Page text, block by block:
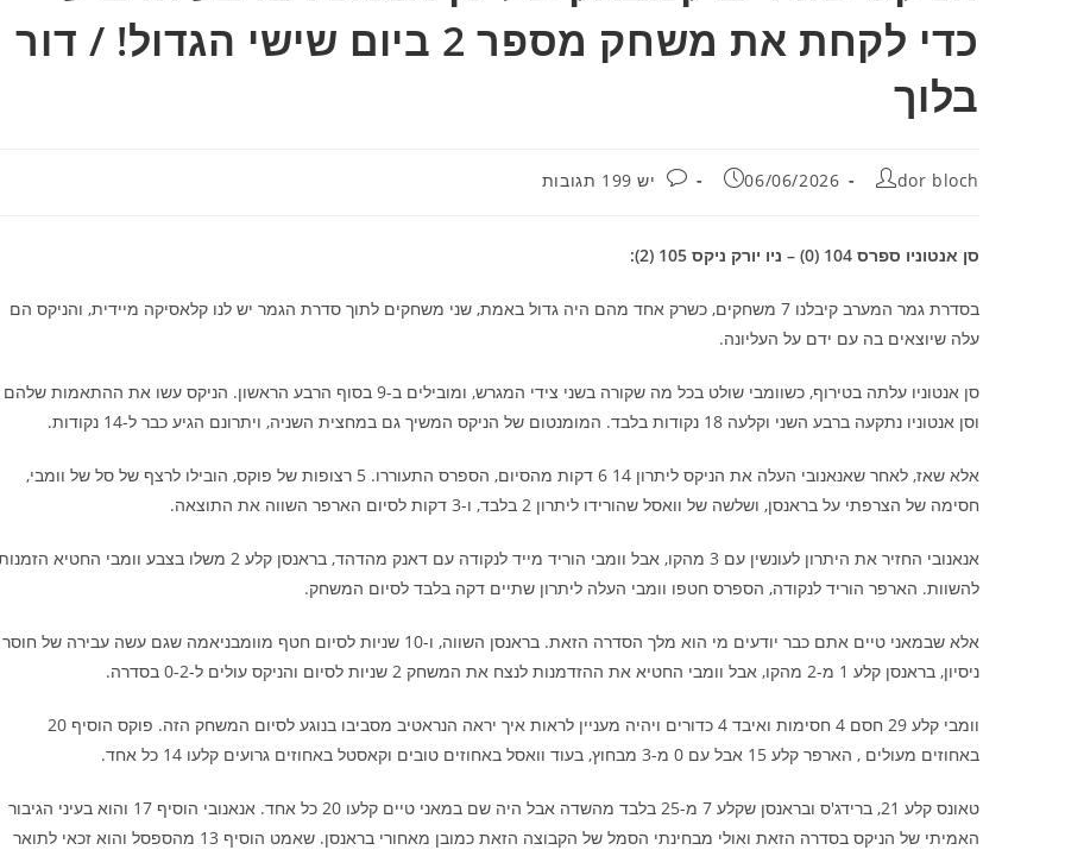
כדי לקחת את משחק מספר 2 ביום שישי הגדול! / דור
בלוך
מחבר:
dor bloch פורסם:
06/06/2026 תגובות:
יש 199 תגובות
סן אנטוניו ספרס 104 (0) – ניו יורק ניקס 105 (2):
בסדרת גמר המערב קיבלנו 7 משחקים, כשרק אחד מהם היה גדול באמת, שני משחקים לתוך סדרת הגמר יש לנו קלאסיקה מיידית, והניקס הם
עלה שיוצאים בה עם ידם על העליונה.
סן אנטוניו עלתה בטירוף, כשוומבי שולט בכל מה שקורה בשני צידי המגרש, ומובילים ב-9 בסוף הרבע הראשון. הניקס עשו את ההתאמות שלהם
וסן אנטוניו נתקעה ברבע השני וקלעה 18 נקודות בלבד. המומנטום של הניקס המשיך גם במחצית השניה, ויתרונם הגיע כבר ל-14 נקודות.
אלא שאז, לאחר שאנאנובי העלה את הניקס ליתרון 14 6 דקות מהסיום, הספרס התעוררו. 5 רצופות של פוקס, הובילו לרצף של סל של וומבי,
חסימה של הצרפתי על בראנסן, ושלשה של וואסל שהורידו ליתרון 2 בלבד, ו-3 דקות לסיום הארפר השווה את התוצאה.
אנאנובי החזיר את היתרון לעונשין עם 3 מהקו, אבל וומבי הוריד מייד לנקודה עם דאנק מהדהד, בראנסן קלע 2 משלו בצבע וומבי החטיא
להשוות. הארפר הוריד לנקודה, הספרס חטפו וומבי העלה ליתרון שתיים דקה בלבד לסיום המשחק.
אלא שבמאני טיים אתם כבר יודעים מי הוא מלך הסדרה הזאת. בראנסן השווה, ו-10 שניות לסיום חטף מוומבניאמה שגם עשה עבירה של חוסר
ניסיון, בראנסן קלע 1 מ-2 מהקו, אבל וומבי החטיא את ההזדמנות לנצח את המשחק 2 שניות לסיום והניקס עולים ל-0-2 בסדרה.
וומבי קלע 29 חסם 4 חסימות ואיבד 4 כדורים ויהיה מעניין לראות איך יראה הנראטיב מסביבו בנוגע לסיום המשחק הזה. פוקס הוסיף 20
באחוזים מעולים , הארפר קלע 15 אבל עם 0 מ-3 מבחוץ, בעוד וואסל באחוזים טובים וקאסטל באחוזים גרועים קלעו 14 כל אחד.
טאונס קלע 21, ברידג'ס ובראנסן שקלע 7 מ-25 בלבד מהשדה אבל היה שם במאני טיים קלעו 20 כל אחד. אנאנובי הוסיף 17 והוא בעיני הגיבור
האמיתי של הניקס בסדרה הזאת ואולי מבחינתי הסמל של הקבוצה הזאת כמובן מאחורי בראנסן. שאמט הוסיף 13 מהספסל והוא זכאי לתואר